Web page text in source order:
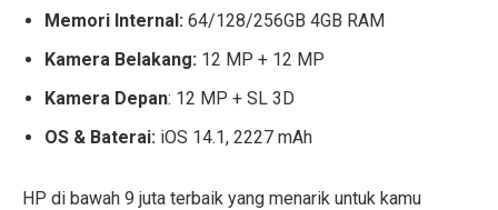
Memori Internal: 64/128/256GB 4GB RAM
Kamera Belakang: 12 MP + 12 MP
Kamera Depan: 12 MP + SL 3D
OS & Baterai: iOS 14.1, 2227 mAh
HP di bawah 9 juta terbaik yang menarik untuk kamu